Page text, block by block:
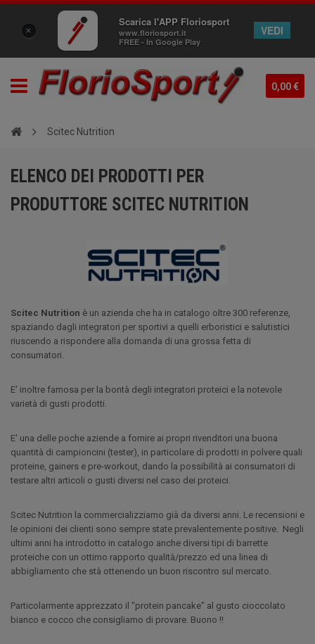
×
Scarica l'APP Floriosport
www.floriosport.it
FREE - In Google Play
VEDI
0,00 €
Scitec Nutrition
ELENCO DEI PRODOTTI PER
PRODUTTORE SCITEC NUTRITION
Scitec Nutrition è un azienda che ha in catalogo oltre 300 referenze,
spaziando dagli integratori per sportivi a quelli erboristici e salutistici
riuscendo a rispondere alla domanda di una grossa fetta di
consumatori.
E' inoltre famosa per la bontà degli integratori proteici e la notevole
varietà di gusti prodotti.
E' una delle poche aziende a fornire ai propri rivenditori una buona
quantità di campioncini (tester), in particolare di prodotti in polvere quali
proteine, gainers e pre-workout, dando la possibilità ai consumatori di
testare altri articoli o gusti diversi nel caso dei proteici.
Scitec Nutrition la commercializziamo già da diversi anni. Le recensioni e
le opinioni dei clienti sono sempre state prevalentemente positive. Negli
ultimi anni ha introdotto in catalogo anche diversi tipi di barrette
proteiche con un ottimo rapporto qualità/prezzo ed una linea di
abbigliamento che stà ottenendo un buon riscontro sul mercato.
Particolarmente apprezzato il "protein pancake" al gusto cioccolato
bianco e cocco che consigliamo di provare. Buono !!